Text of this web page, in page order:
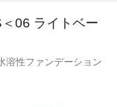
06 ライトベー
溶性ファンデーション